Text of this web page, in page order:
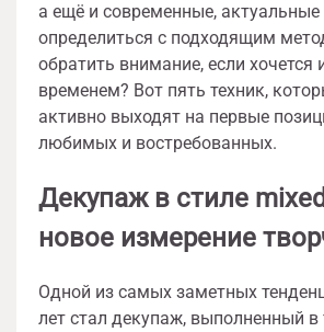
а ещё и современные,
определиться с подходящим
обратить внимание, если хочется
временем? Вот пять техник,
активно выходят на первые
любимых и востребованных.
Декупаж в стиле
новое измерение
Одной из самых заметных
лет стал декупаж, выполненный в